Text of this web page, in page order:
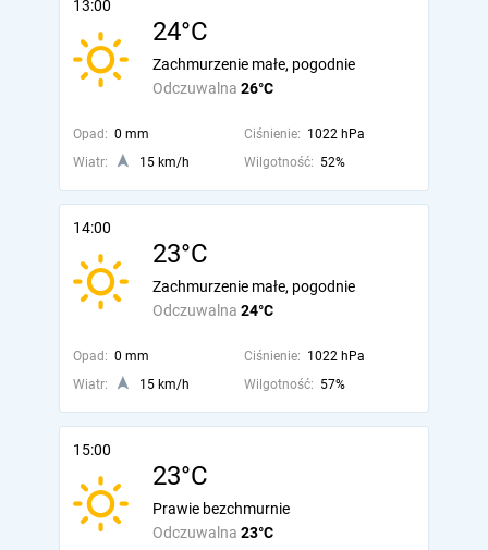
13:00
24°C
Odczuwalna 26°C
Zachmurzenie małe, pogodnie
Opad: 0 mm Ciśnienie: 1022 hPa
Wiatr:
15 km/h Wilgotność: 52%
14:00
23°C
Odczuwalna 24°C
Zachmurzenie małe, pogodnie
Opad: 0 mm Ciśnienie: 1022 hPa
Wiatr:
15 km/h Wilgotność: 57%
15:00
23°C
Odczuwalna 23°C
Prawie bezchmurnie